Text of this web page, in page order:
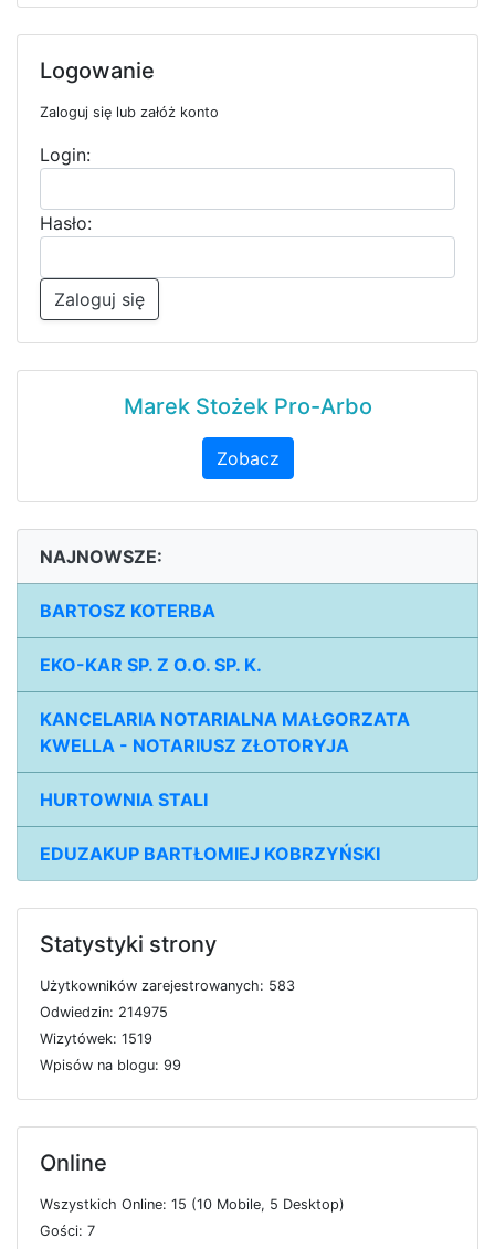
Logowanie
Zaloguj się lub załóż konto
Login:
Hasło:
Zaloguj się
Marek Stożek Pro-Arbo
Zobacz
NAJNOWSZE:
BARTOSZ KOTERBA
EKO-KAR SP. Z O.O. SP. K.
KANCELARIA NOTARIALNA MAŁGORZATA
KWELLA - NOTARIUSZ ZŁOTORYJA
HURTOWNIA STALI
EDUZAKUP BARTŁOMIEJ KOBRZYŃSKI
Statystyki strony
Użytkowników zarejestrowanych: 583
Odwiedzin: 214975
Wizytówek: 1519
Wpisów na blogu: 99
Online
Wszystkich Online: 15 (10 Mobile, 5 Desktop)
Gości: 7